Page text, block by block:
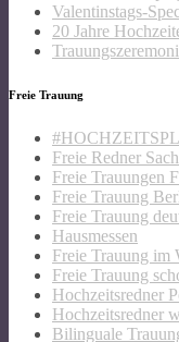
Valentinstags-
20 Jahre
Freie Trauung
Freie Redner
Freie Trauungen
Freie Trauung
Freie Trauung
Hausmessen
Freie Trauung im
Freie Trauung
Hochzeitsredner
Hochzeitsredner
Bilinguale